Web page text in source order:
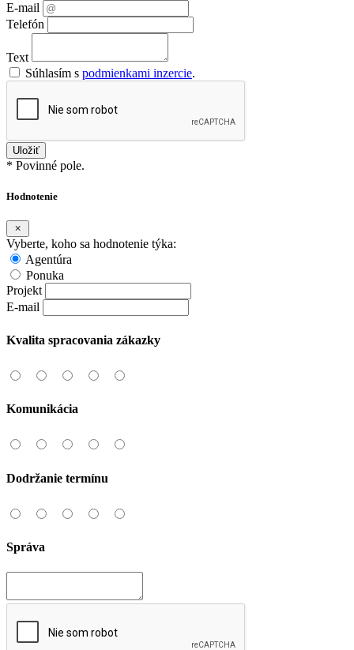
E-mail
Telefón
Text
Súhlasím s podmienkami inzercie.
* Povinné pole.
Hodnotenie
Vyberte, koho sa hodnotenie týka:
Agentúra
Ponuka
Projekt
E-mail
Kvalita spracovania zákazky
Komunikácia
Dodržanie termínu
Správa